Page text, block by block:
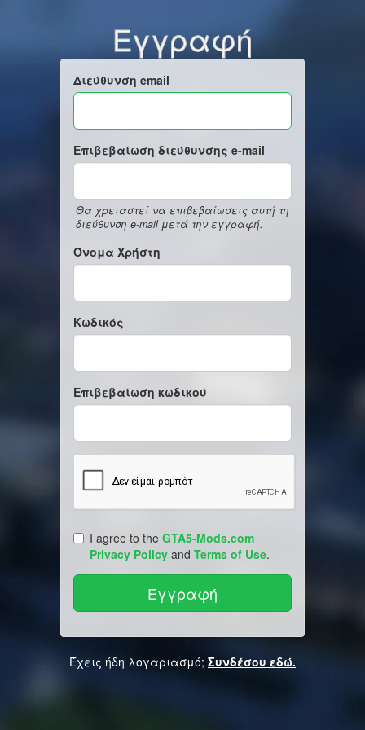
Εγγραφή
Διεύθυνση email
Επιβεβαίωση διεύθυνσης e-mail
Θα χρειαστεί να επιβεβαίωσεις αυτή τη
διεύθυνση e-mail μετά την εγγραφή.
Όνομα Χρήστη
Κωδικός
Επιβεβαίωση κωδικού
I agree to the GTA5-Mods.com
Privacy Policy and Terms of Use.
Έχεις ήδη λογαριασμό; Συνδέσου εδώ.